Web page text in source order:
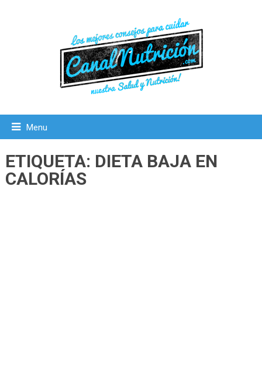
Menu
ETIQUETA: DIETA BAJA EN
CALORÍAS